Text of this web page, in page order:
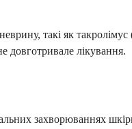
такі як
довготривале лікування.
захворюваннях